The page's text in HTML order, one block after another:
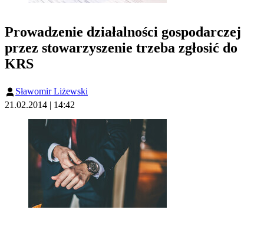
Prowadzenie działalności gospodarczej
przez stowarzyszenie trzeba zgłosić do
KRS
Sławomir Liżewski
21.02.2014 | 14:42